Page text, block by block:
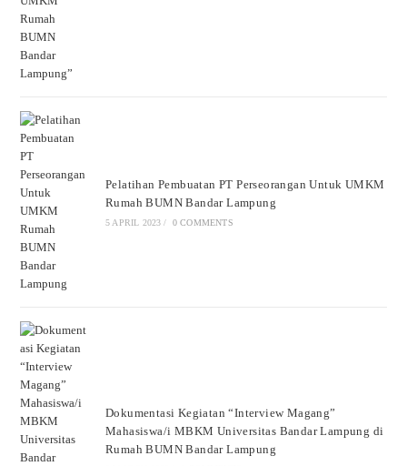
Pelatihan Pembuatan PT Perseorangan Untuk UMKM
Rumah BUMN Bandar Lampung
5 APRIL 2023 / 0 COMMENTS
Dokumentasi Kegiatan “Interview Magang”
Mahasiswa/i MBKM Universitas Bandar Lampung di
Rumah BUMN Bandar Lampung